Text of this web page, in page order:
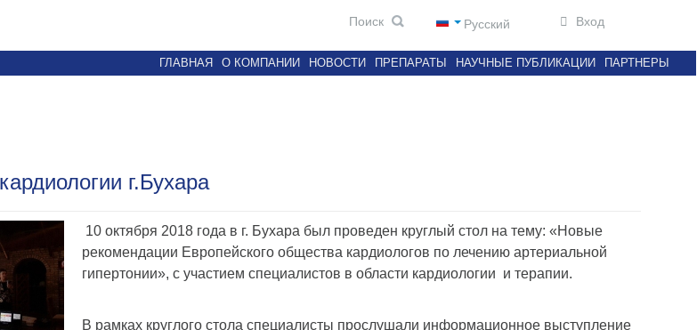
Русский Вход
ГЛАВНАЯ О КОМПАНИИ НОВОСТИ ПРЕПАРАТЫ НАУЧНЫЕ ПУБЛИКАЦИИ ПАРТНЕРЫ
г.Бухара
10 октября 2018 года в г. Бухара был проведен круглый стол на тему: «Новые
рекомендации Европейского общества кардиологов по лечению артериальной
гипертонии», с участием специалистов в области кардиологии и терапии.
В рамках круглого стола специалисты прослушали информационное выступление